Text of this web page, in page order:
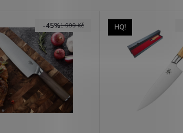
1 999 Kč
-45% HQ!